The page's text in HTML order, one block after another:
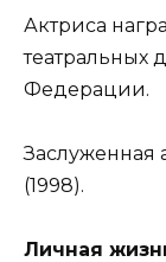
Актриса
театральных
Федерации.
Заслуженная
(1998).
Личная